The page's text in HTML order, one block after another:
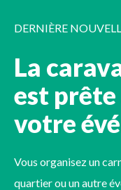
DERNIÈRE
La
est
votre
Vous organisez un
quartier ou un autre